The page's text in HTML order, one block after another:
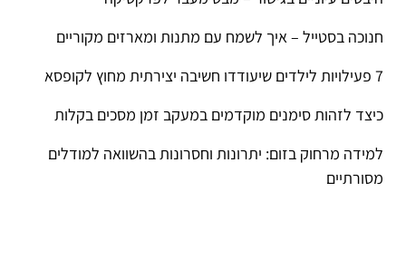
חנוכה בסטייל – איך לשמח עם מתנות ומארזים מקוריים
7 פעילויות לילדים שיעודדו חשיבה יצירתית מחוץ לקופסא
כיצד לזהות סימנים מוקדמים במעקב זמן מסכים בקלות
למידה מרחוק בזום: יתרונות וחסרונות בהשוואה למודלים
מסורתיים